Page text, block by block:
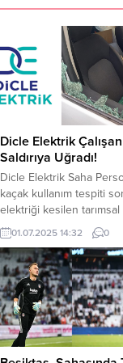
Dicle Elektrik
Saldırıya Uğradı!
Dicle Elektrik Saha
kaçak kullanım tespiti
elektriği kesilen tarımsal
abonesi kişiler tarafından
edilerek, saldırıya uğradı.
tehdit edilen ve darp
çalışanlar hastaneye
Şirket yetkilileri, kamu
yürüten ekiplere
kabul edilemez
sorumluların cezasız
vurguladı. Kaçak
01.07.2025 14:32 0